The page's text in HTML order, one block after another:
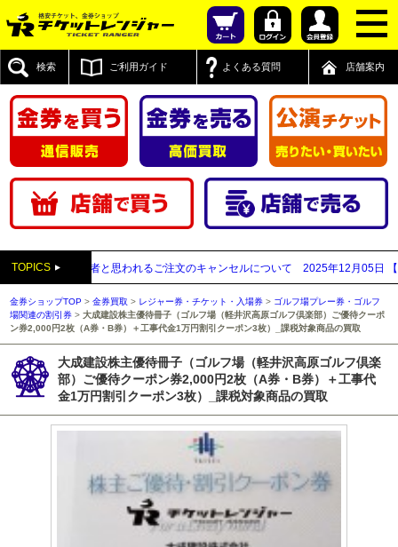
検索 ご利用ガイド よくある質問 店舗案内
TOPICS
い買取業者と思われるご注文のキャンセルについて 2025年12月05日 【2025
金券ショップTOP >金券買取 > レジャー券・チケット・入場券 > ゴルフ場プレー券・ゴルフ
場関連の割引券 >大成建設株主優待冊子（ゴルフ場（軽井沢高原ゴルフ倶楽部）ご優待クーポ
ン券2,000円2枚（A券・B券）＋工事代金1万円割引クーポン3枚）_課税対象商品の買取
大成建設株主優待冊子（ゴルフ場（軽井沢高原ゴルフ倶楽
部）ご優待クーポン券2,000円2枚（A券・B券）＋工事代
金1万円割引クーポン3枚）_課税対象商品の買取